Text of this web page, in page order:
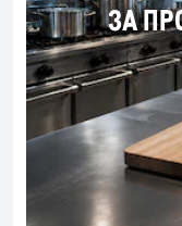
ЗА